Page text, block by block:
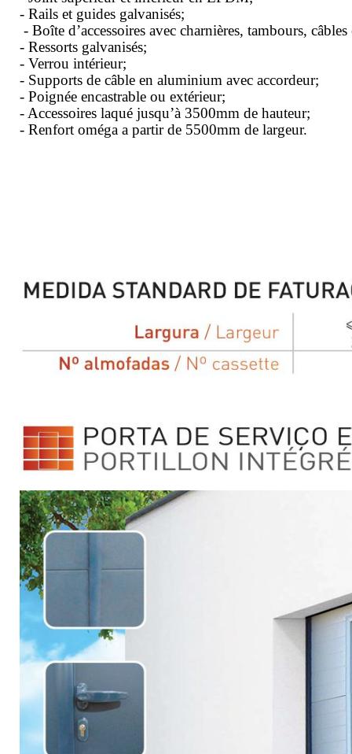
- Rails et guides galvanisés;
- Boîte d’accessoires avec charnières, tambours,
- Ressorts galvanisés;
- Verrou intérieur;
- Supports de câble en aluminium avec accordeur;
- Poignée encastrable ou extérieur;
- Accessoires laqué jusqu’à 3500mm de hauteur;
- Renfort oméga a partir de 5500mm de largeur.